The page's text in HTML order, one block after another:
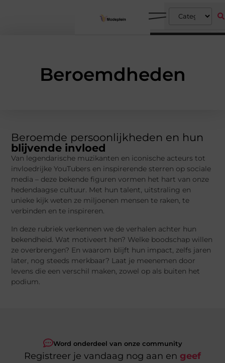
Beroemdheden
Beroemde persoonlijkheden en hun
blijvende invloed
Van legendarische muzikanten en iconische acteurs tot
invloedrijke YouTubers en inspirerende sterren op sociale
media – deze bekende figuren vormen het hart van onze
hedendaagse cultuur. Met hun talent, uitstraling en
unieke kijk weten ze miljoenen mensen te raken, te
verbinden en te inspireren.
In deze rubriek verkennen we de verhalen achter hun
bekendheid. Wat motiveert hen? Welke boodschap willen
ze overbrengen? En waarom blijft hun impact, zelfs jaren
later, nog steeds merkbaar? Laat je meenemen door
levens die een verschil maken, zowel op als buiten het
podium.
Word onderdeel van onze community
Registreer je vandaag nog aan en geef